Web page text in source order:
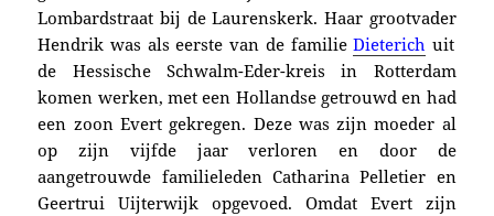
Lombardstraatbij de Laurenskerk. Haar grootvader
Hendrik was als eerste van de familieDieterich uit
de Hessische Schwalm-Eder-kreis in Rotterdam
komen werken, met een Hollandse getrouwd en had
een zoon Evert gekregen. Deze was zijn moeder al
op zijn vijfde jaar verloren en door de
aangetrouwde familieleden Catharina Pelletier en
Geertrui Uijterwijk opgevoed. Omdat Evert zijn